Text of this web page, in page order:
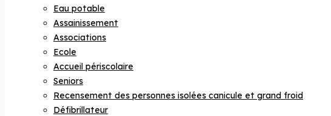
Eau potable
Assainissement
Associations
Ecole
Accueil périscolaire
Seniors
Recensement des personnes isolées canicule et grand froid
Défibrillateur